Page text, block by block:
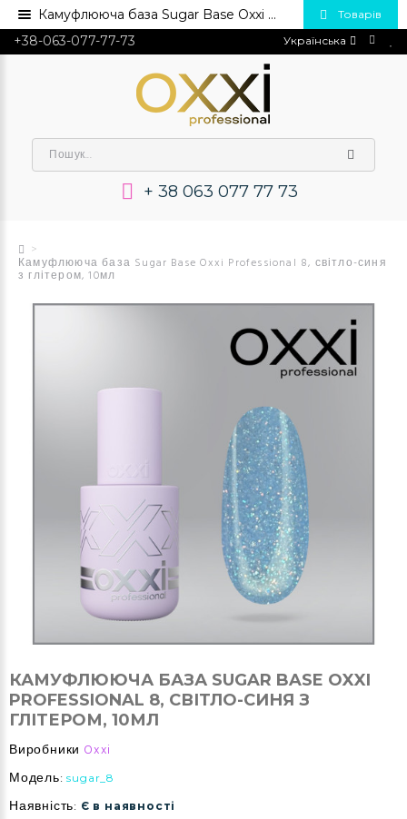
+38-063-077-77-73 Українська
+ 38 063 077 77 73
Товарів
Камуфлююча база Sugar Base Oxxi Professional 8, світло-синя
з глітером, 10мл
КАМУФЛЮЮЧА БАЗА SUGAR BASE OXXI
PROFESSIONAL 8, СВІТЛО-СИНЯ З
ГЛІТЕРОМ, 10МЛ
Виробники Oxxi
Модель: sugar_8
Наявність: Є в наявності
Камуфлююча база Sugar Base Oxxi Professional 8, світло-синя з глітером, 10мл💅 Купити в Україні опт та роздріб